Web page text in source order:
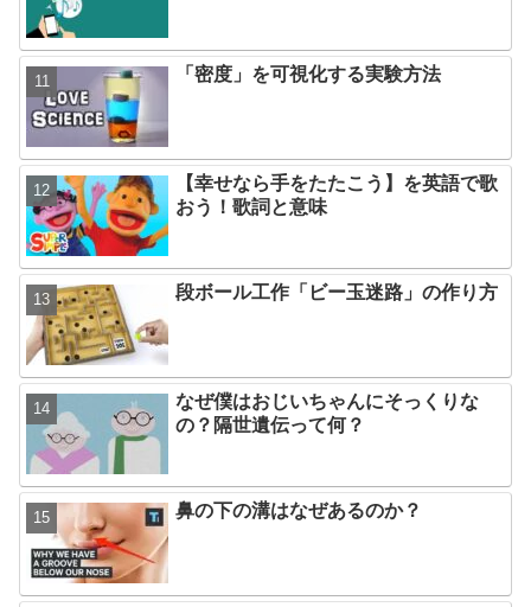
「密度」を可視化する実験方法
【幸せなら手をたたこう】を英語で歌
おう！歌詞と意味
段ボール工作「ビー玉迷路」の作り方
なぜ僕はおじいちゃんにそっくりな
の？隔世遺伝って何？
鼻の下の溝はなぜあるのか？